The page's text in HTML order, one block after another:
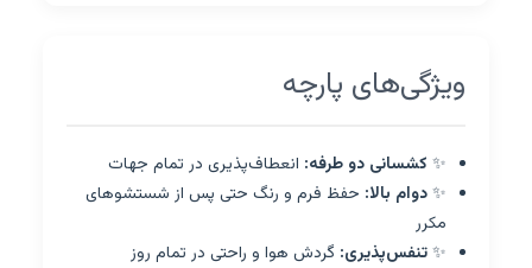
ویژگی‌های پارچه
✨ کشسانی دو طرفه: انعطاف‌پذیری در تمام جهات
✨دوام بالا: حفظ فرم و رنگ حتی پس از شستشوهای
مکرر
✨تنفس‌پذیری: گردش هوا و راحتی در تمام روز